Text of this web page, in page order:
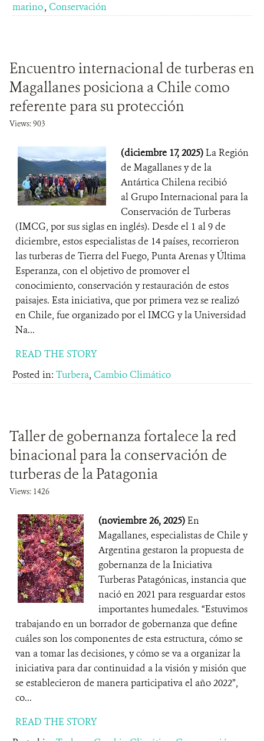
marino, Conservación
Encuentro internacional de turberas en
Magallanes posiciona a Chile como
referente para su protección
Views: 903
(diciembre 17, 2025)La Región
de Magallanes y de la
Antártica Chilena recibió
al Grupo Internacional para la
Conservación de Turberas
(IMCG, por sus siglas en inglés). Desde el 1 al 9 de
diciembre, estos especialistas de 14 países, recorrieron
las turberas de Tierra del Fuego, Punta Arenas y Última
Esperanza, con el objetivo de promover el
conocimiento, conservación y restauración de estos
paisajes. Esta iniciativa, que por primera vez se realizó
en Chile, fue organizado por el IMCG y la Universidad
Na...
READ THE STORY
Posted in: Turbera, Cambio Climático
Taller de gobernanza fortalece la red
binacional para la conservación de
turberas de la Patagonia
Views: 1426
(noviembre 26, 2025)En
Magallanes, especialistas de Chile y
Argentina gestaron la propuesta de
gobernanza de la Iniciativa
Turberas Patagónicas, instancia que
nació en 2021 para resguardar estos
importantes humedales. “Estuvimos
trabajando en un borrador de gobernanza que define
cuáles son los componentes de esta estructura, cómo se
van a tomar las decisiones, y cómo se va a organizar la
iniciativa para dar continuidad a la visión y misión que
se establecieron de manera participativa el año 2022”,
co...
READ THE STORY